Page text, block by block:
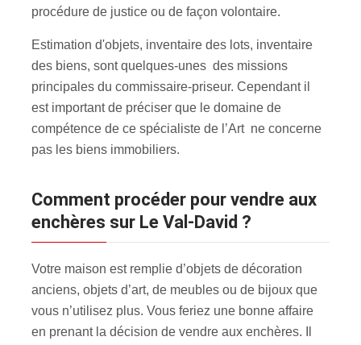
procédure de justice ou de façon volontaire.
Estimation d'objets, inventaire des lots, inventaire
des biens, sont quelques-unes des missions
principales du commissaire-priseur. Cependant il
est important de préciser que le domaine de
compétence de ce spécialiste de l’Art ne concerne
pas les biens immobiliers.
Comment procéder pour vendre aux
enchères sur Le Val-David ?
Votre maison est remplie d’objets de décoration
anciens, objets d’art, de meubles ou de bijoux que
vous n’utilisez plus. Vous feriez une bonne affaire
en prenant la décision de vendre aux enchères. Il